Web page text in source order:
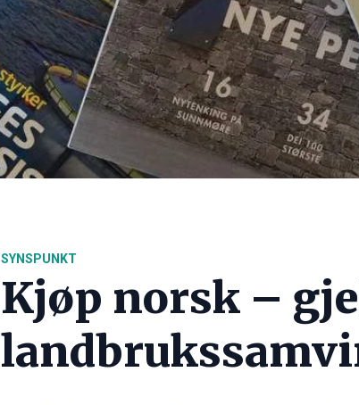
SYNSPUNKT
Kjøp norsk –